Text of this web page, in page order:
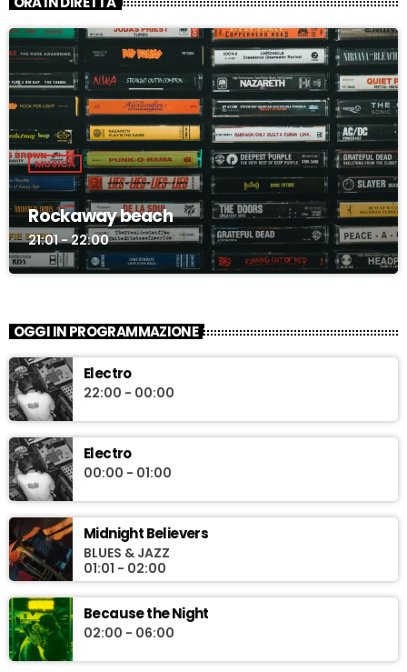
MUSICA
Rockaway beach
21:01 - 22:00
OGGI IN PROGRAMMAZIONE
Electro
22:00 - 00:00
Electro
00:00 - 01:00
Midnight Believers
BLUES & JAZZ
01:01 - 02:00
Because the Night
02:00 - 06:00